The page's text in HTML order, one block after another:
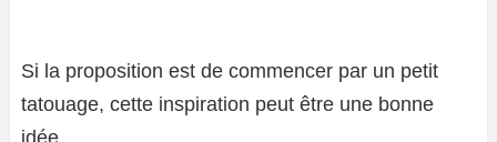
Si la proposition est de commencer par un petit
tatouage, cette inspiration peut être une bonne
idée.